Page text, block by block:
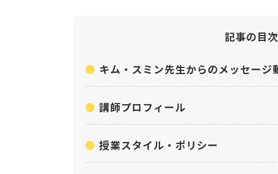
記事の目次
キム・スミン先生からのメッセージ
講師プロフィール
授業スタイル・ポリシー